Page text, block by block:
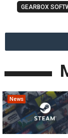
GEARBOX
News